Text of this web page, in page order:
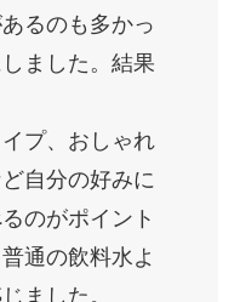
るのも多かっ
ました。結果
プ、おしゃれ
自分の好みに
のがポイント
通の飲料水よ
ました。